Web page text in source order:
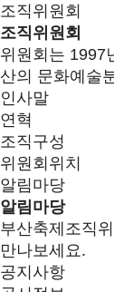
조직위원회
조직위원회
위원회는 1997
산의 문화예술
인사말
연혁
조직구성
위원회위치
알림마당
알림마당
부산축제조직
만나보세요.
공지사항